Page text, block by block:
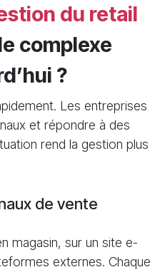
du retail
complexe
?
Les entreprises
et répondre à des
rend la gestion plus
de vente
magasin, sur un site e-
externes. Chaque